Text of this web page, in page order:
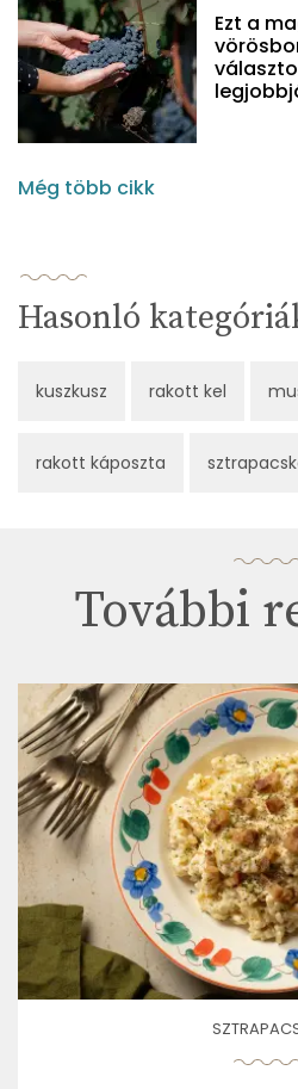
Ezt a
Még több cikk
Hasonló
kuszkusz rakott kel
rakott káposzta
További